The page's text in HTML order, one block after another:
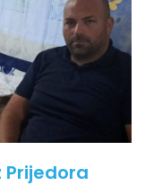
Prijedora